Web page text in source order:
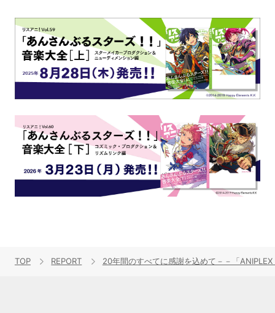
TOP REPORT 20年間のすべてに感謝を込めて－－「